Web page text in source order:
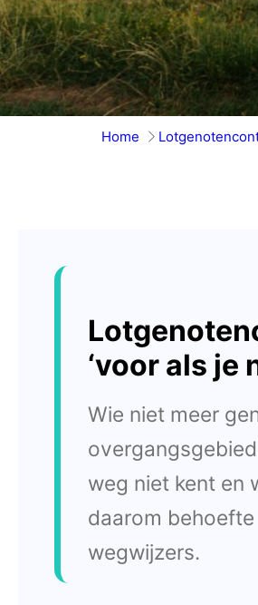
Home
‘voor als je
Wie niet meer
weg niet kent en
daarom
wegwijzers.